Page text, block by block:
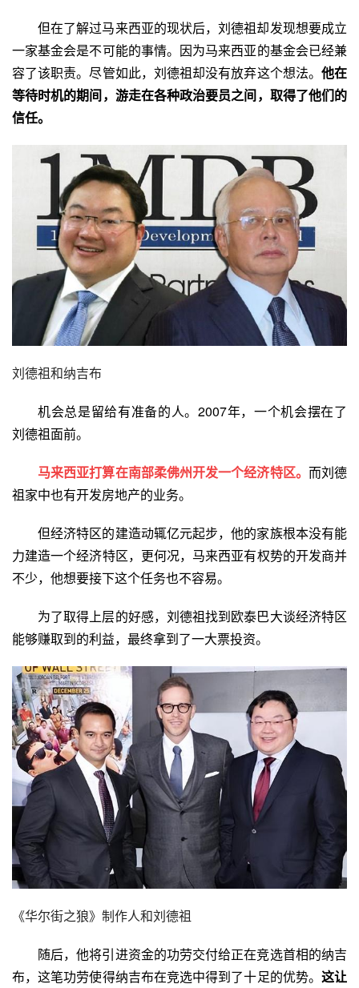
但在了解过马来西亚的现状后，刘德祖却发现想要成立
一家基金会是不可能的事情。因为马来西亚的基金会已经兼
容了该职责。尽管如此，刘德祖却没有放弃这个想法。 他在
等待时机的期间，游走在各种政治要员之间，取得了他们的
信任。
刘德祖和纳吉布
机会总是留给有准备的人。2007年，一个机会摆在了
刘德祖面前。
马来西亚打算在南部柔佛州开发一个经济特区。 而刘德
祖家中也有开发房地产的业务。
但经济特区的建造动辄亿元起步，他的家族根本没有能
力建造一个经济特区，更何况，马来西亚有权势的开发商并
不少，他想要接下这个任务也不容易。
为了取得上层的好感，刘德祖找到欧泰巴大谈经济特区
能够赚取到的利益，最终拿到了一大票投资。
《华尔街之狼》制作人和刘德祖
随后，他将引进资金的功劳交付给正在竞选首相的纳吉
布，这笔功劳使得纳吉布在竞选中得到了十足的优势。 这让